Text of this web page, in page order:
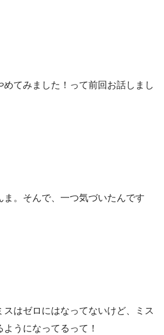
めてみました！って前回お話しまし
ま。そんで、一つ気づいたんです
スはゼロにはなってないけど、ミス
うになってるって！